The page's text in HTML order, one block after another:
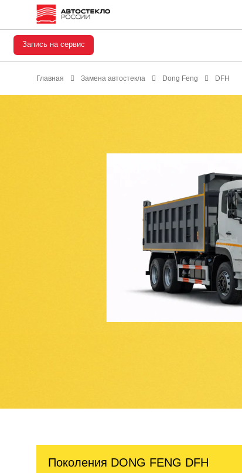
Запись на сервис
Главная Замена автостекла Dong Feng DFH
Поколения DONG FENG DFH